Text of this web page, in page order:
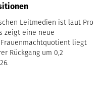
Leitmedien ist laut Pro
zeigt eine neue
liegt
Rückgang um 0,2